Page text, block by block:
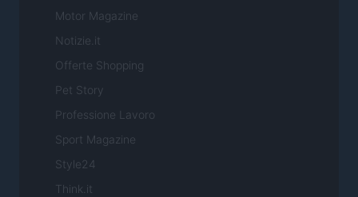
Motor Magazine
Notizie.it
Offerte Shopping
Pet Story
Professione Lavoro
Sport Magazine
Style24
Think.it